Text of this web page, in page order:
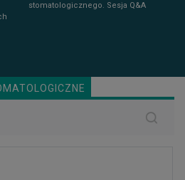
stomatologicznego. Sesja Q&A